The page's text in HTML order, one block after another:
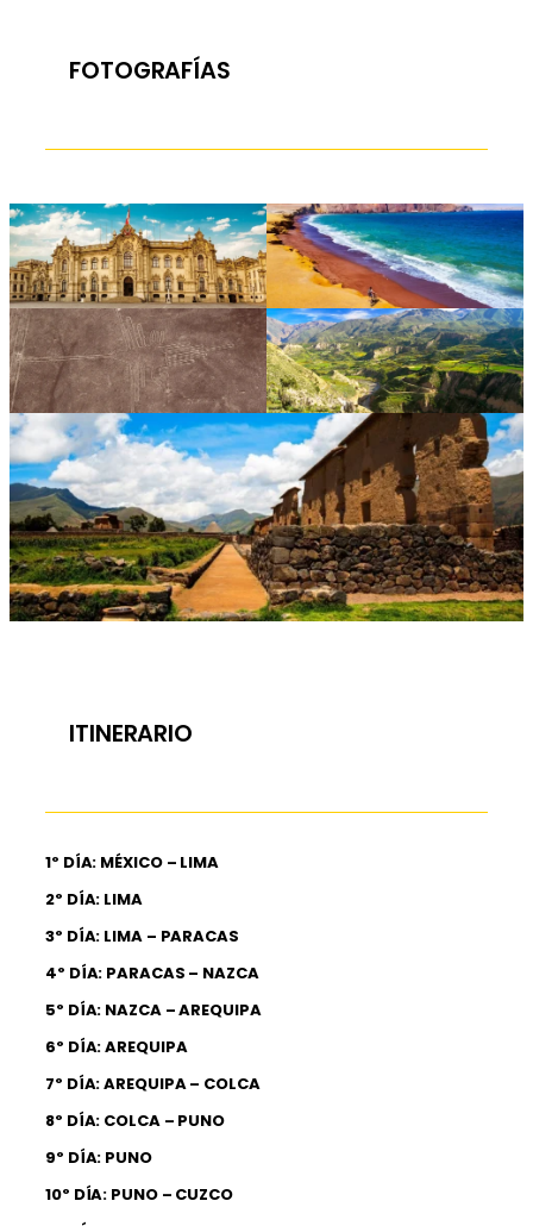
FOTOGRAFÍAS
ITINERARIO
1º DÍA: MÉXICO – LIMA
2º DÍA: LIMA
3º DÍA: LIMA – PARACAS
4º DÍA: PARACAS – NAZCA
5º DÍA: NAZCA – AREQUIPA
6º DÍA: AREQUIPA
7º DÍA: AREQUIPA – COLCA
8º DÍA: COLCA – PUNO
9º DÍA: PUNO
10º DÍA: PUNO – CUZCO